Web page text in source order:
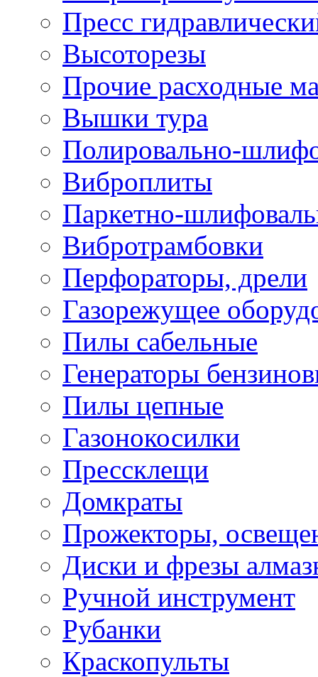
Пресс
Высоторезы
Прочие расходные
Вышки тура
Полировально-
Виброплиты
Паркетно-
Вибротрамбовки
Перфораторы, дрели
Газорежущее
Пилы сабельные
Генераторы
Пилы цепные
Газонокосилки
Прессклещи
Домкраты
Прожекторы,
Диски и фрезы
Ручной инструмент
Рубанки
Краскопульты